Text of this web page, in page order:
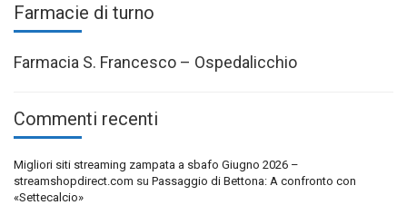
Farmacie di turno
Farmacia S. Francesco – Ospedalicchio
Commenti recenti
Migliori siti streaming zampata a sbafo Giugno 2026 –
streamshopdirect.com su Passaggio di Bettona: A confronto con
«Settecalcio»